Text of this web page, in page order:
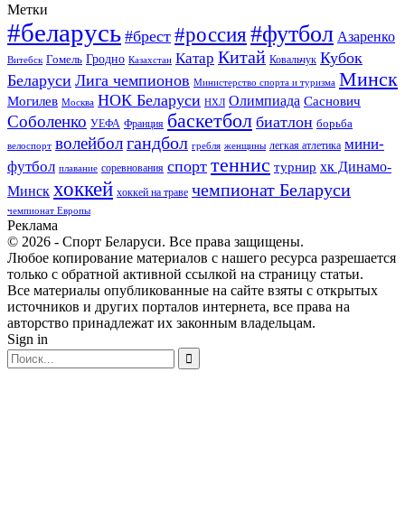
Метки
#беларусь #брест #россия#футбол Азаренко
Витебск Гомель Гродно Казахстан Катар Китай Ковальчук Кубок
Беларуси Лига чемпионов Министерство спорта и туризма Минск
Могилев Москва НОК Беларуси НХЛ Олимпиада Саснович
Соболенко УЕФА Франция баскетбол биатлон борьба
велоспорт волейболгандбол гребля женщины легкая атлетика мини-
футбол плавание соревнования спорт теннис турнир хк Динамо-
Минск хоккей хоккей на траве чемпионат Беларуси
чемпионат Европы
Реклама
© 2026 - Спорт Беларуси. Все права защищены.
Любое копирование материалов с нашего ресурса разрешается
только с обратной активной ссылкой на страницу статьи.
Все материалы опубликованные на сайте взяты с открытых
источников и других порталов интернета, все права на
авторство принадлежат их законным владельцам.
Sign in